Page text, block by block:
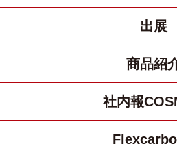
出展
商品紹
社内報